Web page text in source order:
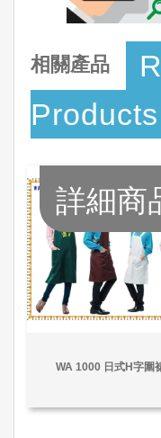
相關產品
Products
詳細商
WA 1000 日式H字圍